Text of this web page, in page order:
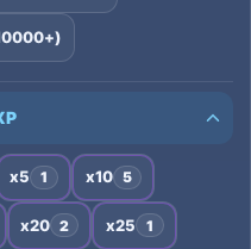
x5 1 x10 5
x20 2 x25 1